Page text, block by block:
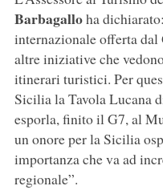
Barbagalloha
internazionale offerta dal
altre iniziative che
itinerari turistici. Per
Sicilia la Tavola Lucana
esporla, finito il G7, al
un onore per la Sicilia
importanza che va ad
regionale”.